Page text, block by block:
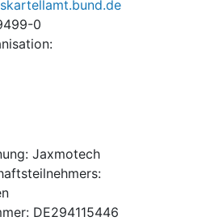
0
:
: Jaxmotech
:
: DE294115446